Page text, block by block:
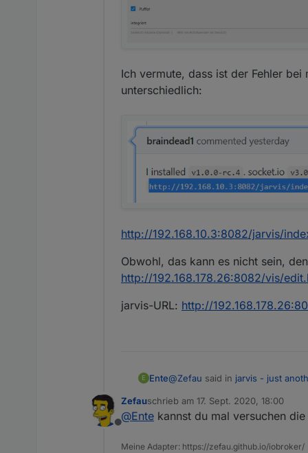
Beim Klick auf + Widget
Ich vermute, dass ist der Fehler
unterschiedlich:
http://192.168.10.3:8082/jarvis/
Obwohl, das kann es nicht sein,
http://192.168.178.26:8082/vis/
jarvis-URL: http://
E Ente@Zefau said in jarvis - just
@Ente nutzt du den Web-
https://github.com/Zefau/
Offline
Zefauschrieb am 17. Sept. 2020, 18:00
zuletzt editiert von
@Ente kannst du mal versuchen
Meine Adapter: https://zefau.github.io/iobroker/